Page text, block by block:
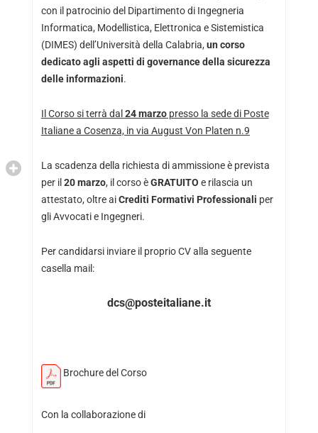
con il patrocinio del Dipartimento di Ingegneria
Informatica, Modellistica, Elettronica e Sistemistica
(DIMES) dell’Università della Calabria, un corso
dedicato agli aspetti di governance della sicurezza
delle informazioni.
Il Corso si terrà dal 24 marzopresso la sede di Poste
Italiane a Cosenza, in via August Von Platen n.9
La scadenza della richiesta di ammissione è prevista
per il 20 marzo, il corso èGRATUITO e rilascia un
attestato, oltre aiCrediti Formativi Professionali per
gli Avvocati e Ingegneri.
Per candidarsi inviare il proprio CV alla seguente
casella mail:
dcs@posteitaliane.it
Brochure del Corso
Con la collaborazione di